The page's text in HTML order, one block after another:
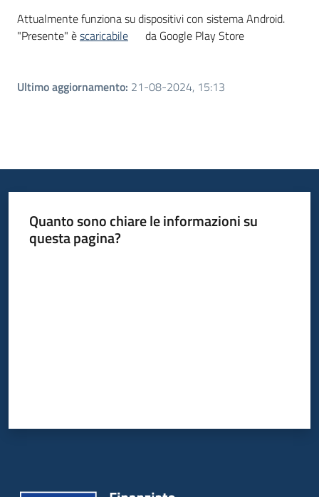
Attualmente funziona su dispositivi con sistema Android.
"Presente" èscaricabile da Google Play Store
Ultimo aggiornamento: 21-08-2024, 15:13
Quanto sono chiare le informazioni su
questa pagina?